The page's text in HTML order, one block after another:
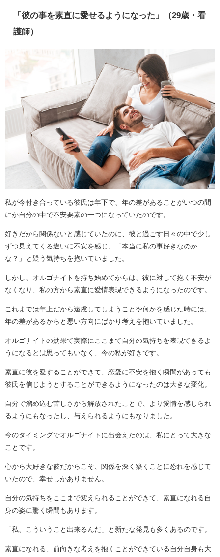
「彼の事を素直に愛せるようになった」（29歳・看
護師）
私が今付き合っている彼氏は年下で、年の差があることがいつの間
にか自分の中で不安要素の一つになっていたのです。
好きだから関係ないと感じていたのに、彼と過ごす日々の中で少し
ずつ見えてくる違いに不安を感じ、「本当に私の事好きなのか
な？」と疑う気持ちを抱いていました。
しかし、オルゴナイトを持ち始めてからは、彼に対して抱く不安が
なくなり、私の方から素直に愛情表現できるようになったのです。
これまでは年上だから遠慮してしまうことや何かを感じた時には、
年の差があるからと悪い方向にばかり考えを抱いていました。
オルゴナイトの効果で実際にここまで自分の気持ちを表現できるよ
うになるとは思ってもいなく、今の私が好きです。
素直に彼を愛することができて、恋愛に不安を抱く瞬間があっても
彼氏を信じようとすることができるようになったのは大きな変化。
自分で溜め込む苦しさから解放されたことで、より愛情を感じられ
るようにもなったし、与えられるようにもなりました。
今のタイミングでオルゴナイトに出会えたのは、私にとって大きな
ことです。
心から大好きな彼だからこそ、関係を深く築くことに恐れを感じて
いたので、幸せしかありません。
自分の気持ちをここまで変えられることができて、素直になれる自
身の姿に驚く瞬間もあります。
「私、こういうこと出来るんだ」と新たな発見も多くあるのです。
素直になれる、前向きな考えを抱くことができている自分自身も大